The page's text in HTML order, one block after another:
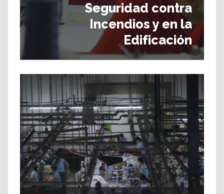
Seguridad contra
Incendios y en la
Edificación